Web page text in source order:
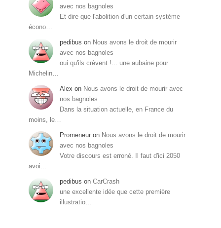
avec nos bagnoles
Et dire que l'abolition d'un certain système
écono…
pedibus on Nous avons le droit de mourir
avec nos bagnoles
oui qu'ils crèvent !... une aubaine pour
Michelin…
Alex on Nous avons le droit de mourir avec
nos bagnoles
Dans la situation actuelle, en France du
moins, le…
Promeneur on Nous avons le droit de mourir
avec nos bagnoles
Votre discours est erroné. Il faut d'ici 2050
avoi…
pedibus on CarCrash
une excellente idée que cette première
illustratio…